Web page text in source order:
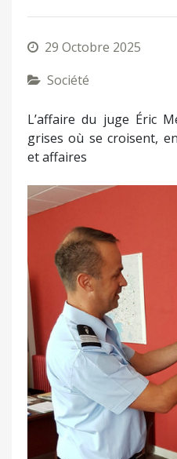
29 Octobre 2025
Société
L’affaire du juge Éric
grises où se croisent,
et affaires